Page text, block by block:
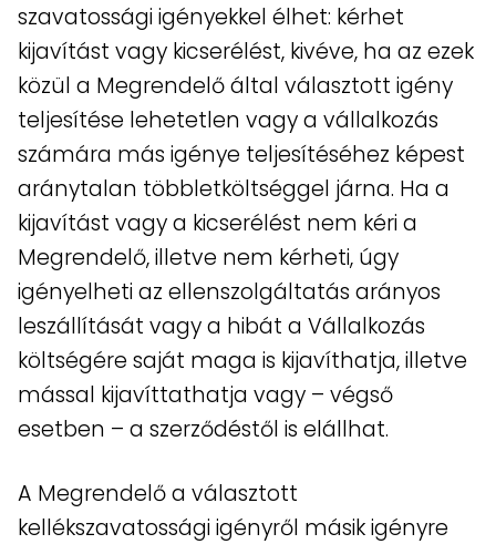
szavatossági igényekkel élhet: kérhet
kijavítást vagy kicserélést, kivéve, ha az ezek
közül a Megrendelő által választott igény
teljesítése lehetetlen vagy a vállalkozás
számára más igénye teljesítéséhez képest
aránytalan többletköltséggel járna. Ha a
kijavítást vagy a kicserélést nem kéri a
Megrendelő, illetve nem kérheti, úgy
igényelheti az ellenszolgáltatás arányos
leszállítását vagy a hibát a Vállalkozás
költségére saját maga is kijavíthatja, illetve
mással kijavíttathatja vagy – végső
esetben – a szerződéstől is elállhat.
A Megrendelő a választott
kellékszavatossági igényről másik igényre